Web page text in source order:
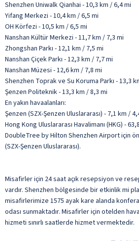
Shenzhen Uniwalk Qianhai - 10,3 km / 6,4 mi
Yifang Merkezi - 10,4 km / 6,5 mi
OH Körfezi - 10,5 km / 6,5 mi
Nanshan Kültür Merkezi - 11,7 km / 7,3 mi
Zhongshan Parkı - 12,1 km / 7,5 mi
Nanshan Çiçek Parkı - 12,3 km / 7,7 mi
Nanshan Müzesi - 12,6 km / 7,8 mi
Shenzhen Toprak ve Su Koruma Parkı - 13,3
Şenzen Politeknik - 13,3 km / 8,3 mi
En yakın havaalanları:
Şenzen (SZX-Şenzen Uluslararası) - 7,1 km /
Hong Kong Uluslararası Havalimanı (HKG) -
DoubleTree by Hilton Shenzhen Airport için
(SZX-Şenzen Uluslararası).
Misafirler için 24 saat açık resepsiyon ve
vardır. Shenzhen bölgesinde bir etkinlik mi
misafirlerimize 1575 ayak kare alanda
odası sunmaktadır. Misafirler için otelden
hizmeti sınırlı saatlerde hizmet vermektedir.